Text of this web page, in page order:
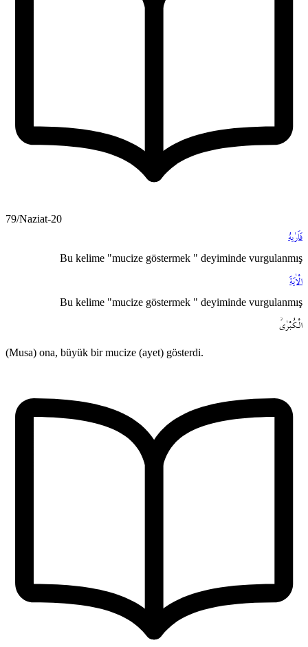
79/Naziat-20
فَاَرٰيهُ
Bu kelime "mucize göstermek " deyiminde vurgulanmış
الْاٰيَةَ
Bu kelime "mucize göstermek " deyiminde vurgulanmış
الْـكُبْرٰىۘ
(Musa) ona, büyük bir mucize (ayet) gösterdi.